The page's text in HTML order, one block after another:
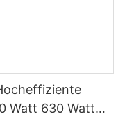
Watt 630 Watt